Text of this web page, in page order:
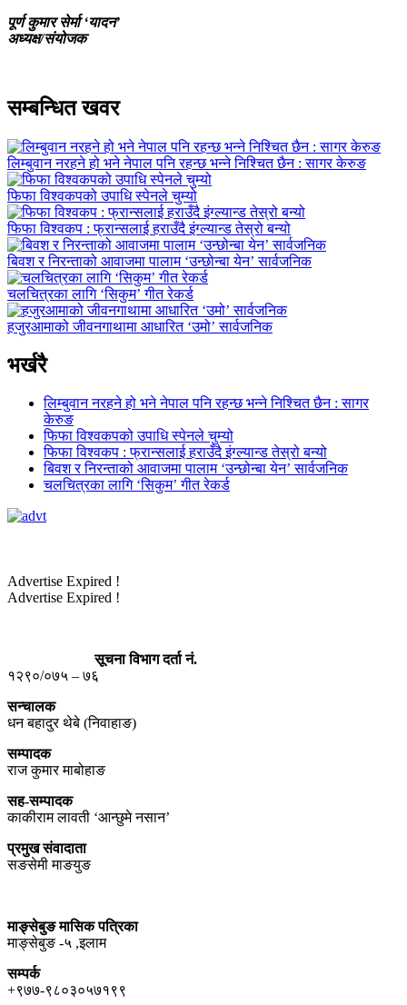
पूर्ण कुमार सेर्मा ‘यादन’
अध्यक्ष/संयोजक
सम्बन्धित खवर
लिम्बुवान नरहने हो भने नेपाल पनि रहन्छ भन्ने निश्चित छैन : सागर केरुङ
फिफा विश्वकपको उपाधि स्पेनले चुम्यो
फिफा विश्वकप : फ्रान्सलाई हराउँदै इंग्ल्यान्ड तेस्रो बन्यो
बिवश र निरन्ताको आवाजमा पालाम ‘उन्छोन्बा येन’ सार्वजनिक
चलचित्रका लागि ‘सिकुम’ गीत रेकर्ड
हजुरआमाको जीवनगाथामा आधारित ‘उमो’ सार्वजनिक
भर्खरै
लिम्बुवान नरहने हो भने नेपाल पनि रहन्छ भन्ने निश्चित छैन : सागर
केरुङ
फिफा विश्वकपको उपाधि स्पेनले चुम्यो
फिफा विश्वकप : फ्रान्सलाई हराउँदै इंग्ल्यान्ड तेस्रो बन्यो
बिवश र निरन्ताको आवाजमा पालाम ‘उन्छोन्बा येन’ सार्वजनिक
चलचित्रका लागि ‘सिकुम’ गीत रेकर्ड
Advertise Expired !
Advertise Expired !
सूचना विभाग दर्ता नं.
१२९०/०७५ – ७६
सन्चालक
धन बहादुर थेबे (निवाहाङ)
सम्पादक
राज कुमार माबोहाङ
सह-सम्पादक
काकीराम लावती ‘आन्छुमे नसान’
प्रमुख संवादाता
सङसेमी माङयुङ
माङ्सेबुङ मासिक पत्रिका
माङ्सेबुङ -५ ,इलाम
सम्पर्क
+९७७-९८०३०५७१९९